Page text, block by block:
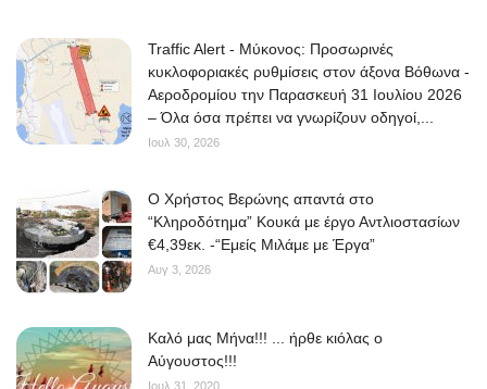
Traffic Alert - Μύκονος: Προσωρινές
κυκλοφοριακές ρυθμίσεις στον άξονα Βόθωνα -
Αεροδρομίου την Παρασκευή 31 Ιουλίου 2026
– Όλα όσα πρέπει να γνωρίζουν οδηγοί,...
Ιουλ 30, 2026
O Χρήστος Βερώνης απαντά στο
“Κληροδότημα” Κουκά με έργο Αντλιοστασίων
€4,39εκ. -“Εμείς Μιλάμε με Έργα”
Αυγ 3, 2026
Kαλό μας Μήνα!!! ... ήρθε κιόλας ο
Αύγουστος!!!
Ιουλ 31, 2020